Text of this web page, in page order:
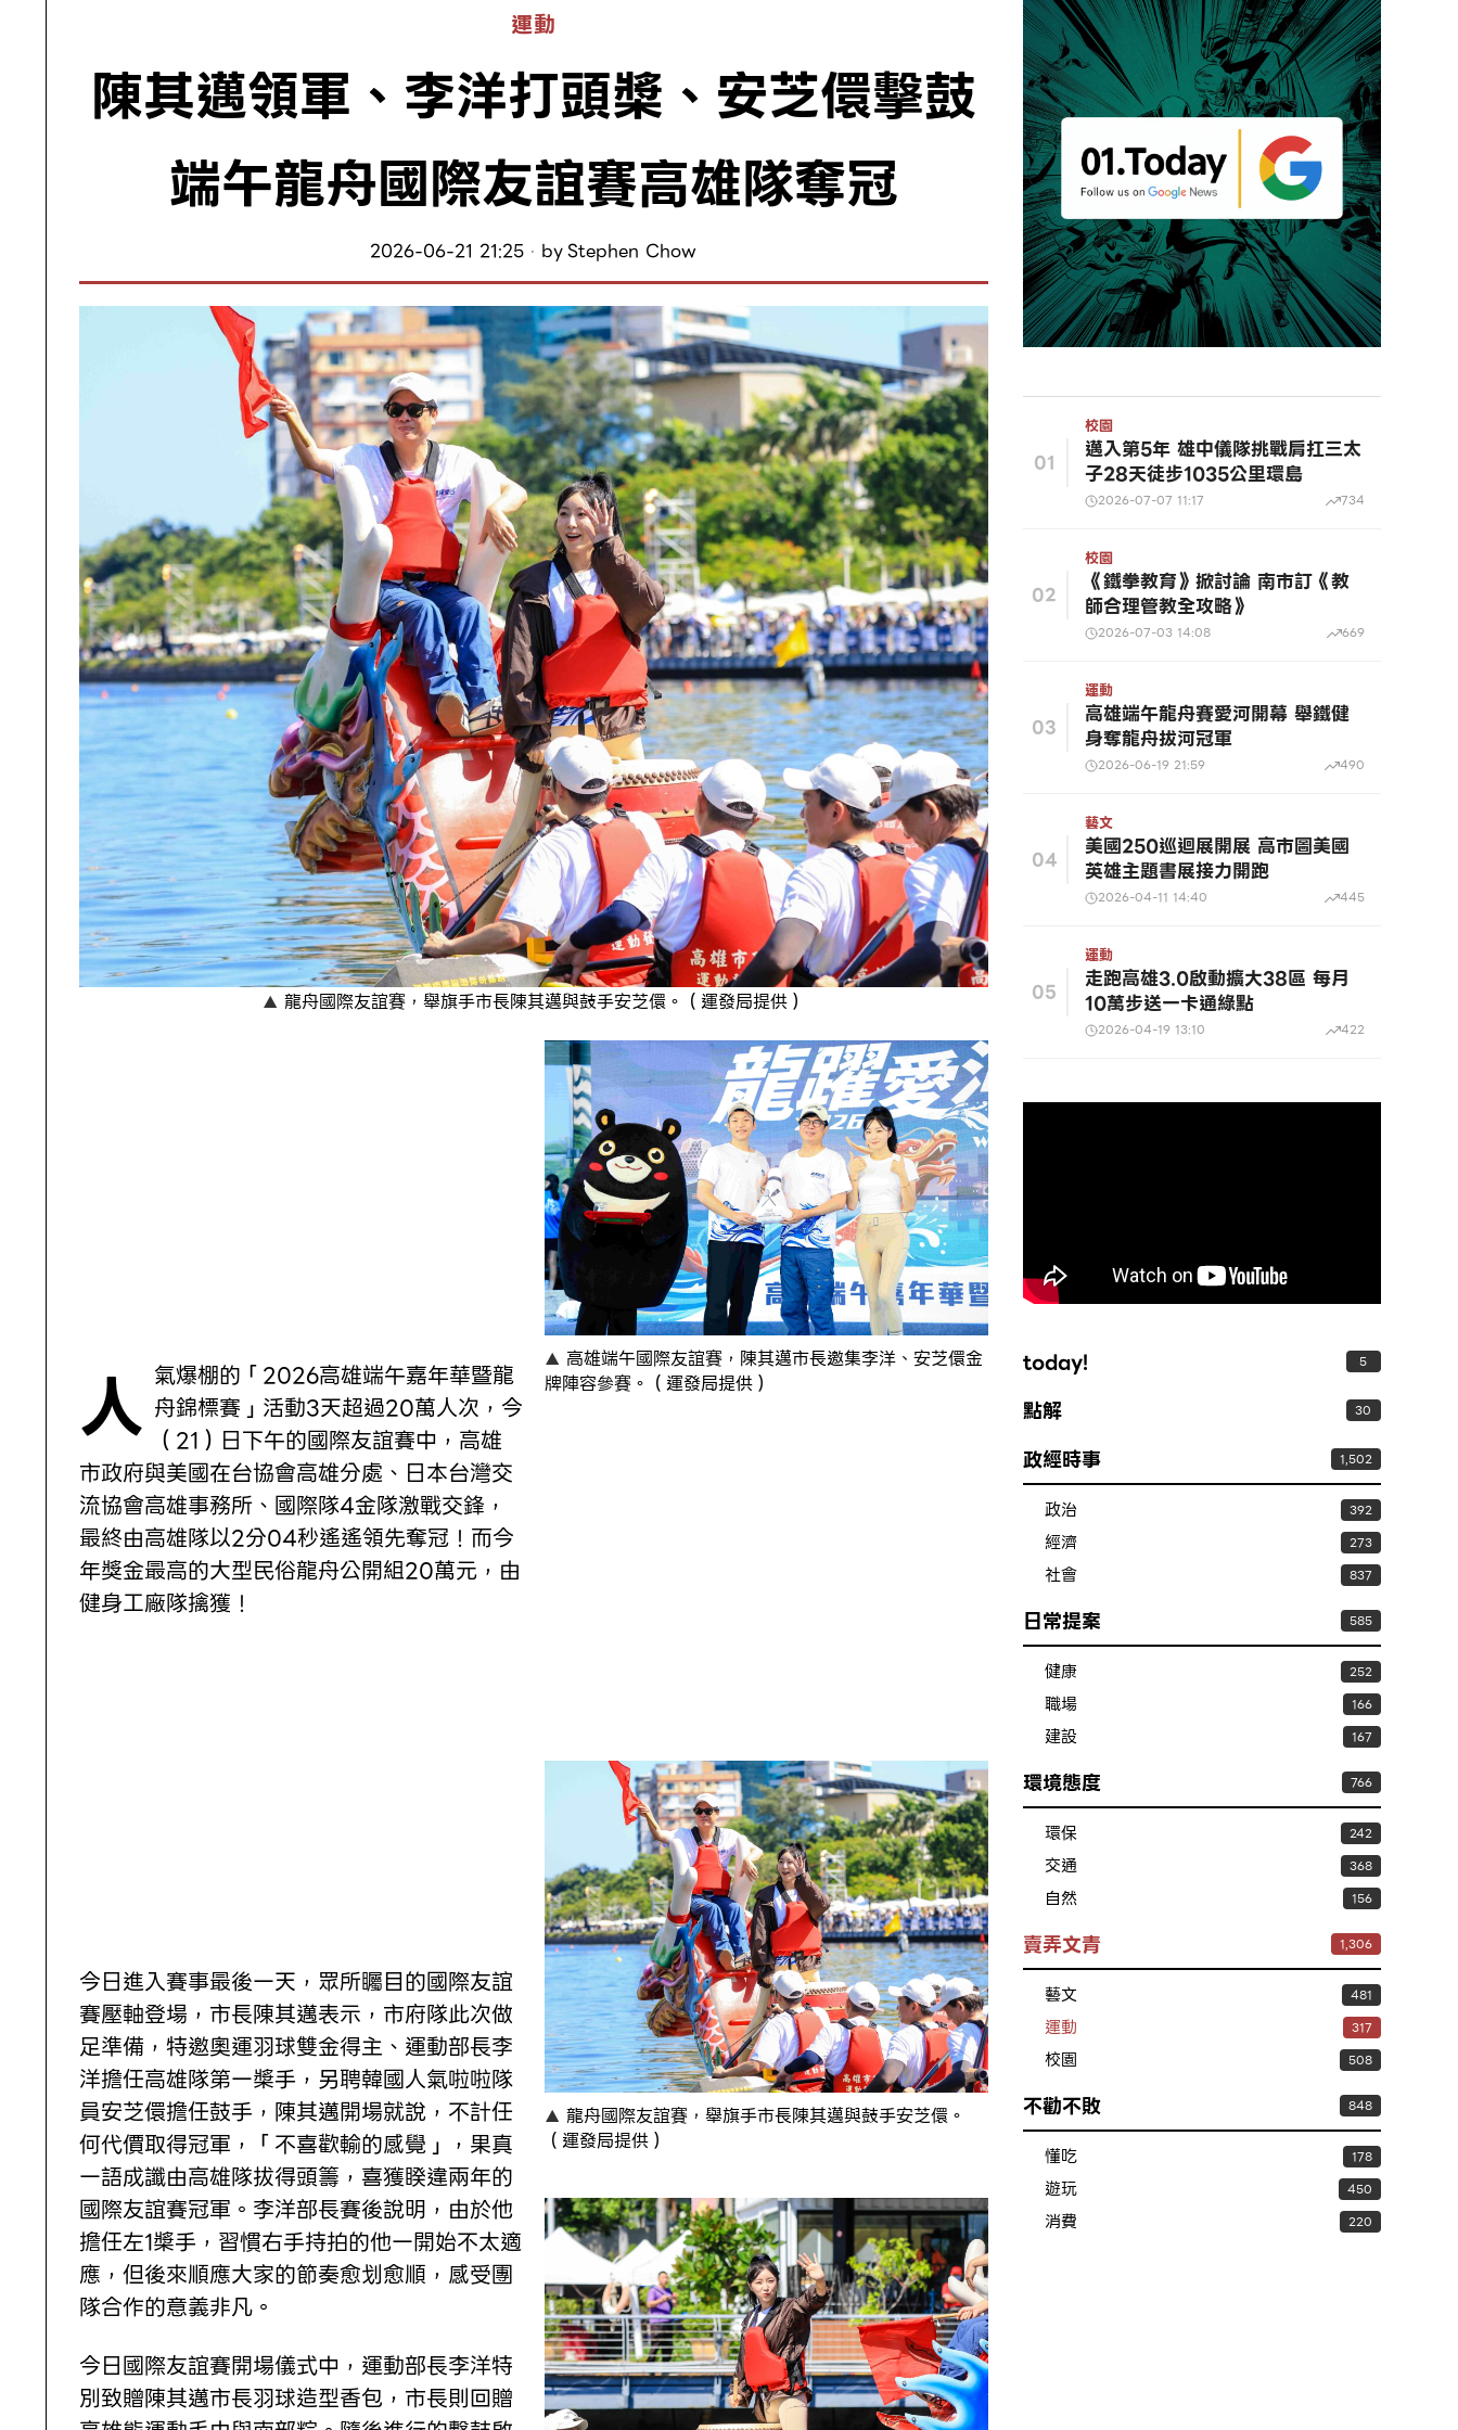
運動
陳其邁領軍、李洋打頭槳、安芝儇擊鼓
端午龍舟國際友誼賽高雄隊奪冠
2026-06-21 21:25 byStephen Chow
龍舟國際友誼賽，舉旗手市長陳其邁與鼓手安芝儇。（運發局提供）
人氣爆棚的「2026高雄端午嘉年華暨龍 舟錦標賽」活動3天超過20萬人次，今
（21）日下午的國際友誼賽中，高雄
市政府與美國在台協會高雄分處、日本台灣交
流協會高雄事務所、國際隊4金隊激戰交鋒，
最終由高雄隊以2分04秒遙遙領先奪冠！而今
年獎金最高的大型民俗龍舟公開組20萬元，由
健身工廠隊擒獲！
今日進入賽事最後一天，眾所矚目的國際友誼
賽壓軸登場，市長陳其邁表示，市府隊此次做
足準備，特邀奧運羽球雙金得主、運動部長李
洋擔任高雄隊第一槳手，另聘韓國人氣啦啦隊
員安芝儇擔任鼓手，陳其邁開場就說，不計任
何代價取得冠軍，「不喜歡輸的感覺」，果真
一語成讖由高雄隊拔得頭籌，喜獲睽違兩年的
國際友誼賽冠軍。李洋部長賽後說明，由於他
擔任左1槳手，習慣右手持拍的他一開始不太適
應，但後來順應大家的節奏愈划愈順，感受團
隊合作的意義非凡。
今日國際友誼賽開場儀式中，運動部長李洋特
別致贈陳其邁市長羽球造型香包，市長則回贈
高雄端午國際友誼賽，陳其邁市長邀集李洋、安芝儇金
牌陣容參賽。（運發局提供）
龍舟國際友誼賽，舉旗手市長陳其邁與鼓手安芝儇。
（運發局提供）
01
校園
邁入第5年 雄中儀隊挑戰肩扛三太
子28天徒步1035公里環島
2026-07-07 11:17 734
02
校園
《鐵拳教育》掀討論 南市訂《教
師合理管教全攻略》
2026-07-03 14:08 669
03
運動
高雄端午龍舟賽愛河開幕 舉鐵健
身奪龍舟拔河冠軍
2026-06-19 21:59 490
04
藝文
美國250巡迴展開展 高市圖美國
英雄主題書展接力開跑
2026-04-11 14:40 445
05
運動
走跑高雄3.0啟動擴大38區 每月
10萬步送一卡通綠點
2026-04-19 13:10 422
today! 5
點解 30
政經時事 1,502
政治 392
經濟 273
社會 837
日常提案 585
健康 252
職場 166
建設 167
環境態度 766
環保 242
交通 368
自然 156
賣弄文青 1,306
藝文 481
運動 317
校園 508
不勸不敗 848
懂吃 178
遊玩 450
消費 220